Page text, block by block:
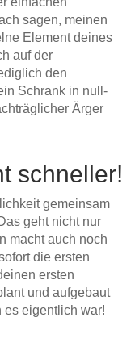
Outdoor-
Küche
der
Produktlinie
Selection
Produktlinie
Ultima
sagen, meinen
Element deines
auf der
den
Schrank in null-
Ärger
schneller!
gemeinsam
geht nicht nur
macht auch noch
die ersten
ersten
und aufgebaut
es eigentlich war!